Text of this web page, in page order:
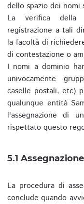
dello spazio dei nomi
La verifica della
registrazione a tali
la facoltà di
di contestazione o
I nomi a dominio
univocamente
caselle postali, etc)
qualunque entità
l'assegnazione di
rispettato questo
5.1
La procedura di
conclude quando